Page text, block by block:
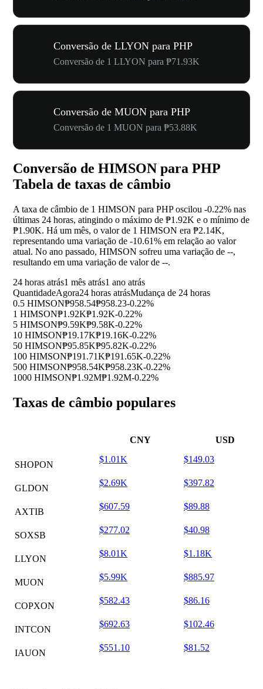
Conversão de LLYON para PHP
Conversão de 1 LLYON para ₱71.93K
Conversão de MUON para PHP
Conversão de 1 MUON para ₱53.88K
Conversão de HIMSON para PHP
Tabela de taxas de câmbio
A taxa de câmbio de 1 HIMSON para PHP oscilou -0.22% nas
últimas 24 horas, atingindo o máximo de ₱1.92K e o mínimo de
₱1.90K. Há um mês, o valor de 1 HIMSON era ₱2.14K,
representando uma variação de -10.61% em relação ao valor
atual. No ano passado, HIMSON sofreu uma variação de --,
resultando em uma variação de valor de --.
24 horas atrás1 mês atrás1 ano atrás
QuantidadeAgora24 horas atrásMudança de 24 horas
0.5 HIMSON₱958.54₱958.23-0.22%
1 HIMSON₱1.92K₱1.92K-0.22%
5 HIMSON₱9.59K₱9.58K-0.22%
10 HIMSON₱19.17K₱19.16K-0.22%
50 HIMSON₱95.85K₱95.82K-0.22%
100 HIMSON₱191.71K₱191.65K-0.22%
500 HIMSON₱958.54K₱958.23K-0.22%
1000 HIMSON₱1.92M₱1.92M-0.22%
Taxas de câmbio populares
CNY USD
SHOPON
$1.01K $149.03
GLDON
$2.69K $397.82
AXTIB
$607.59 $89.88
SOXSB
$277.02 $40.98
LLYON
$8.01K $1.18K
MUON
$5.99K $885.97
COPXON
$582.43 $86.16
INTCON
$692.63 $102.46
IAUON
$551.10 $81.52